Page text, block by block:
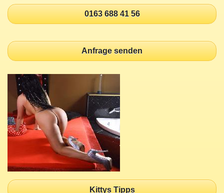
0163 688 41 56
Anfrage senden
Kittys Tipps